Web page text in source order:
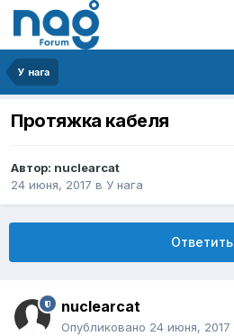
У нага
Протяжка кабеля
Автор: nuclearcat
24 июня, 2017 в У нага
Ответить
nuclearcat
Опубликовано 24 июня, 2017